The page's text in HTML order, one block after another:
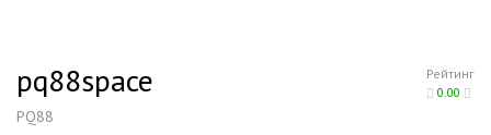
Рейтинг
0.00
pq88space
PQ88